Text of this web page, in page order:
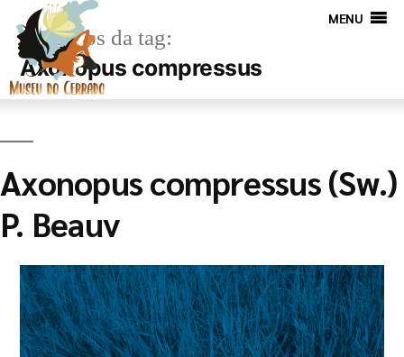
MENU
Arquivos da tag:
Axonopus compressus
Axonopus compressus (Sw.)
P. Beauv